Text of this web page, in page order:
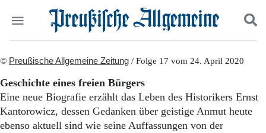
Politik
Wirtschaft
Panorama
Gesellschaft
Leben
Suchen und finden
© Preußische Allgemeine Zeitung / Folge 17 vom 24. April 2020
Geschichte eines freien Bürgers
Eine neue Biografie erzählt das Leben des Historikers Ernst
Kantorowicz, dessen Gedanken über geistige Anmut heute
ebenso aktuell sind wie seine Auffassungen von der